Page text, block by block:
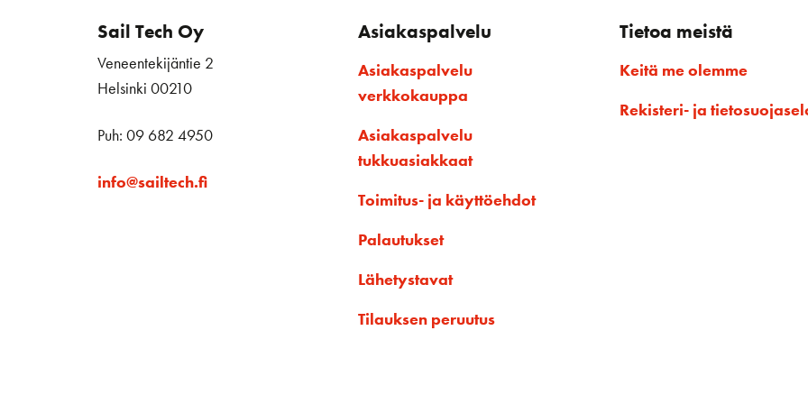
Sail Tech Oy
Veneentekijäntie 2
Helsinki 00210
Puh: 09 682 4950
info@sailtech.fi
Asiakaspalvelu
Asiakaspalvelu
verkkokauppa
Asiakaspalvelu
tukkuasiakkaat
Toimitus- ja käyttöehdot
Palautukset
Lähetystavat
Tilauksen peruutus
Tietoa meistä
Keitä me olemme
Rekisteri- ja